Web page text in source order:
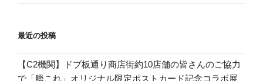
最近の投稿
【C2機関】ドブ板通り商店街約10店舗の皆さんのご協力
で「艦これ」オリジナル限定ポストカード記念コラボ展